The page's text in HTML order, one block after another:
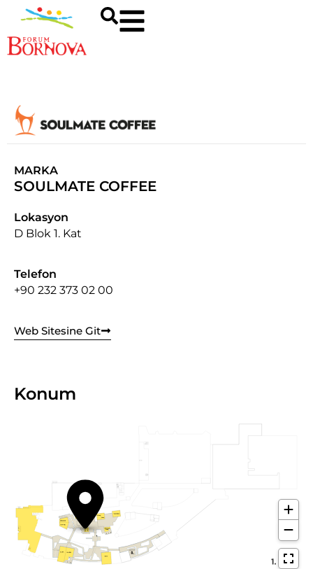
MARKA
SOULMATE COFFEE
Lokasyon
D Blok 1. Kat
Telefon
+90 232 373 02 00
Web Sitesine Git
Konum